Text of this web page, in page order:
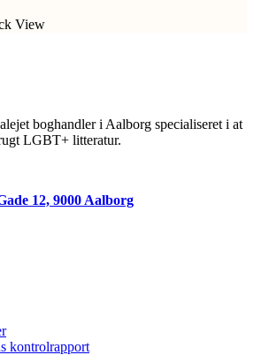
View
boghandler i Aalborg specialiseret i at
LGBT+ litteratur.
12, 9000 Aalborg
kontrolrapport